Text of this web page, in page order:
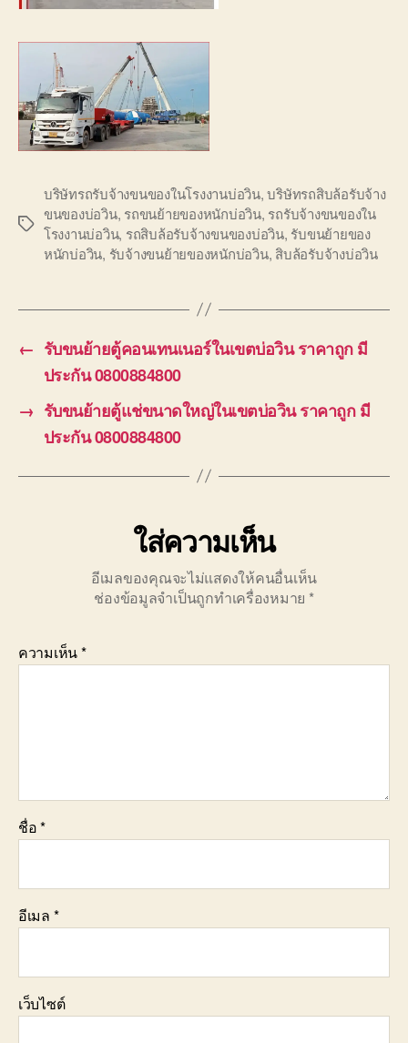
Tags
บริษัทรถรับจ้างขนของในโรงงานบ่อวิน,บริษัทรถสิบล้อรับจ้าง
ขนของบ่อวิน, รถขนย้ายของหนักบ่อวิน, รถรับจ้างขนของใน
โรงงานบ่อวิน, รถสิบล้อรับจ้างขนของบ่อวิน, รับขนย้ายของ
หนักบ่อวิน, รับจ้างขนย้ายของหนักบ่อวิน, สิบล้อรับจ้างบ่อวิน
← รับขนย้ายตู้คอนเทนเนอร์ในเขตบ่อวิน ราคาถูก มี
ประกัน 0800884800
→ รับขนย้ายตู้แช่ขนาดใหญ่ในเขตบ่อวิน ราคาถูก มี
ประกัน 0800884800
ใส่ความเห็น
อีเมลของคุณจะไม่แสดงให้คนอื่นเห็น
ช่องข้อมูลจำเป็นถูกทำเครื่องหมาย *
ความเห็น*
ชื่อ*
อีเมล *
เว็บไซต์